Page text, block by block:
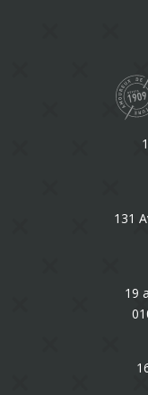
131
19